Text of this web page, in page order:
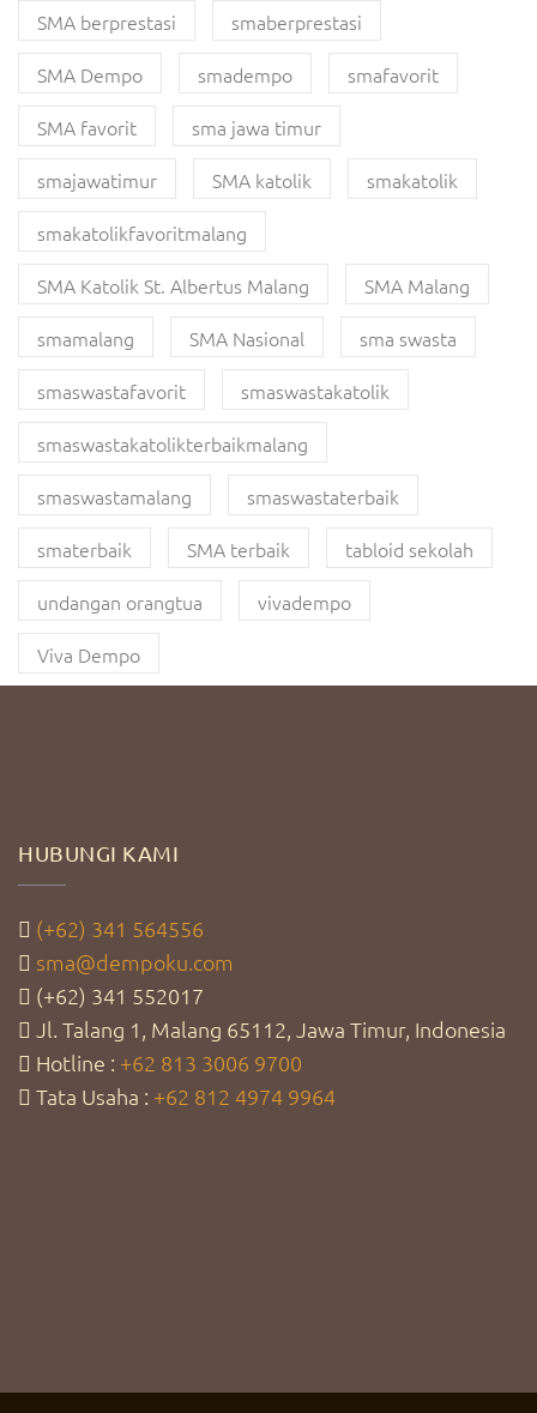
SMA berprestasi
smaberprestasi
SMA Dempo
smadempo
smafavorit
SMA favorit
sma jawa timur
smajawatimur
SMA katolik
smakatolik
smakatolikfavoritmalang
SMA Katolik St. Albertus Malang
SMA Malang
smamalang
SMA Nasional
sma swasta
smaswastafavorit
smaswastakatolik
smaswastakatolikterbaikmalang
smaswastamalang
smaswastaterbaik
smaterbaik
SMA terbaik
tabloid sekolah
undangan orangtua
vivadempo
Viva Dempo
HUBUNGI KAMI
(+62) 341 564556
sma@dempoku.com
(+62) 341 552017
Jl. Talang 1, Malang 65112, Jawa Timur, Indonesia
Hotline : +62 813 3006 9700
Tata Usaha : +62 812 4974 9964